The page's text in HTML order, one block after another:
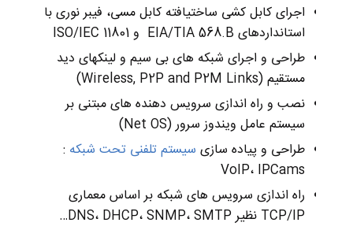
اجرای کابل کشی ساختیافته کابل مسی، فیبر نوری با
استانداردهای EIA/TIA 568.B و ISO/IEC 11801
طراحی و اجرای شبکه های بی سیم و لینکهای دید
مستقیم (Wireless, P2P and P2M Links)
نصب و راه اندازی سرویس دهنده های مبتنی بر
سیستم عامل ویندوز سرور (Net OS)
طراحی و پیاده سازی سیستم تلفنی تحت شبکه :
VoIP، IPCams
راه اندازی سرویس های شبکه بر اساس معماری
TCP/IP نظیر DNS، DHCP، SNMP، SMTP…